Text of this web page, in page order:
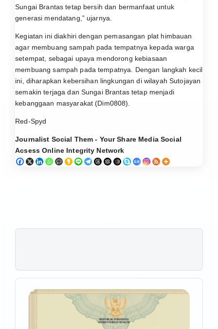
Sungai Brantas tetap bersih dan bermanfaat untuk
generasi mendatang,” ujarnya.
Kegiatan ini diakhiri dengan pemasangan plat himbauan
agar membuang sampah pada tempatnya kepada warga
setempat, sebagai upaya mendorong kebiasaan
membuang sampah pada tempatnya. Dengan langkah kecil
ini, diharapkan kebersihan lingkungan di wilayah Sutojayan
semakin terjaga dan Sungai Brantas tetap menjadi
kebanggaan masyarakat (Dim0808).
Red-Spyd
Journalist Social Them - Your Share Media Social
Acsess Online Integrity Network